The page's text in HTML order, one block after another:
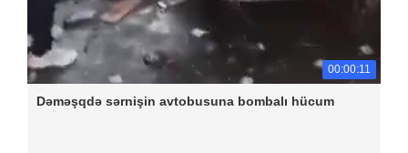
00:00:11
Dəməşqdə sərnişin avtobusuna bombalı hücum